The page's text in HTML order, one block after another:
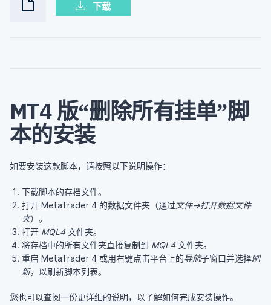
下载
MT4 版“删除所有挂单”脚
本的安装
如要安装这款脚本，请按照以下说明操作：
下载脚本的存档文件。
打开 MetaTrader 4 的数据文件夹（通过文件→打开数据文件
夹）。
打开 MQL4文件夹。
将存档中的所有文件夹直接复制到 MQL4文件夹。
重启 MetaTrader 4 或用右键点击平台上的导航子窗口并选择刷
新，以刷新脚本列表。
您也可以查阅一份更详细的说明，以了解如何完成安装操作。